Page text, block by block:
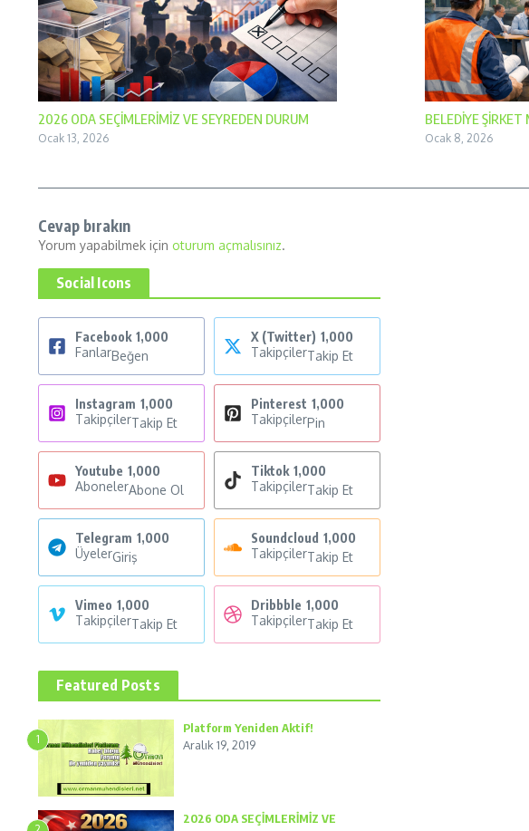
2026 ODA SEÇİMLERİMİZ VE SEYREDEN DURUM
Ocak 13, 2026
BELEDİYE
Ocak 8, 2026
Cevap bırakın
Yorum yapabilmek için oturum açmalısınız.
Social Icons
Facebook 1,000
FanlarBeğen
X (Twitter) 1,000
TakipçilerTakip Et
Instagram 1,000
TakipçilerTakip Et
Pinterest 1,000
TakipçilerPin
Youtube 1,000
AbonelerAbone Ol
Tiktok 1,000
TakipçilerTakip Et
Telegram 1,000
ÜyelerGiriş
Soundcloud 1,000
TakipçilerTakip Et
Vimeo 1,000
TakipçilerTakip Et
Dribbble 1,000
TakipçilerTakip Et
Featured Posts
1
Platform Yeniden Aktif!
Aralık 19, 2019
2026 ODA SEÇİMLERİMİZ VE